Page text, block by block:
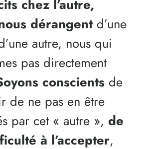
chez l’autre,
dérangentd’une
autre, nous qui
pas directement
conscients de
de ne pas en être
par cet « autre », de
à l’accepter,